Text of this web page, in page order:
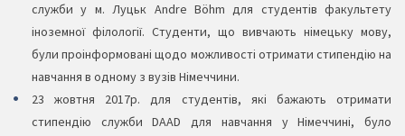
служби у м. Луцьк Аndre Böhm для студентів факультету
іноземної філології. Студенти, що вивчають німецьку мову,
були проінформовані щодо можливості отримати стипендію на
навчання в одному з вузів Німеччини.
23 жовтня 2017р. для студентів, які бажають отримати
стипендію служби DAAD для навчання у Німеччині, було